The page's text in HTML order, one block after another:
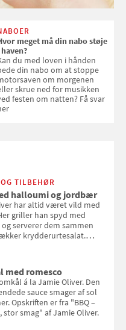
meget må din nabo støje
du med loven i hånden
din nabo om at stoppe
om morgenen
skrue ned for musikken
festen om natten? Få svar
TILBEHØR
halloumi og jordbær
har altid været vild med
griller han spyd med
serverer dem sammen
krydderurtesalat.
Oliver.
med romesco
á la Jamie Oliver. Den
sauce smager af sol
Opskriften er fra "BBQ –
stor smag" af Jamie Oliver.